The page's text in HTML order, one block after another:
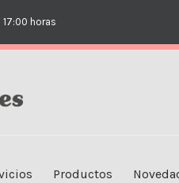
17:00 horas
Productos
EMPRESA
NUESTRAS
SERVICIOS
NOVEDADES